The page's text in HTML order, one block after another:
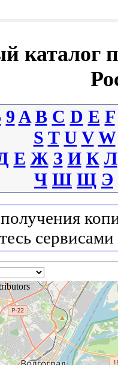
каталог
9 A B C D E F
S T U V W
Е Ж З И К Л
Ч Ш Щ Э
сервисами